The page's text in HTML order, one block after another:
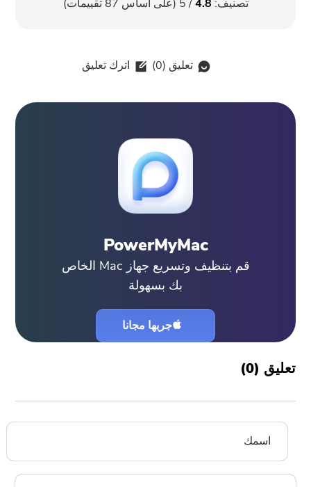
تصنيف: 4.8/ 5 (على أساس 87تقييمات)
تعليق (0
) اترك تعليق
PowerMyMac
قم بتنظيف وتسريع جهاز Mac الخاص
بك بسهولة
جربها مجانا
تعليق (0
)